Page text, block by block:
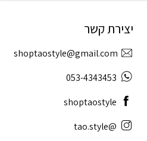
יצירת קשר
shoptaostyle@gmail.com
053-4343453
shoptaostyle
@tao.style